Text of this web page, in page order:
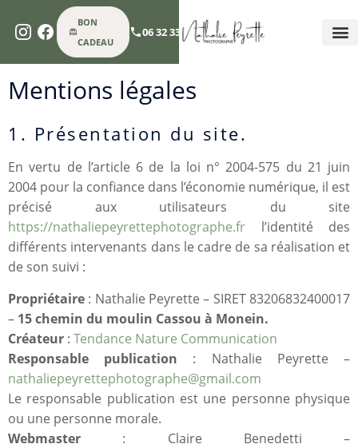
BON
CADEAU
06 32 33 74 60
Mentions légales
1. Présentation du site.
En vertu de l’article 6 de la loi n° 2004-575 du 21 juin
2004 pour la confiance dans l’économie numérique, il est
précisé aux utilisateurs du site
https://nathaliepeyrettephotographe.fr l’identité des
différents intervenants dans le cadre de sa réalisation et
de son suivi :
Propriétaire : Nathalie Peyrette – SIRET 83206832400017
– 15 chemin du moulin Cassou à Monein.
Créateur : Tendance Nature Communication
Responsable publication : Nathalie Peyrette –
nathaliepeyrettephotographe@gmail.com
Le responsable publication est une personne physique
ou une personne morale.
Webmaster : Claire Benedetti –